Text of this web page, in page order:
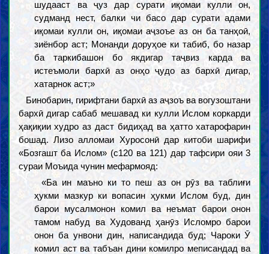
шудааст ва ҷуз дар сурати иқомаи кулли он,
судманд нест, балки чи басо дар сурати адами
иқомаи кулли он, иқомаи аҷзоъе аз он ба танҳоӣ,
зиёнбор аст; Монанди доруҳое ки табиб, бо назар
ба таркибашон бо якдигар таҷвиз карда ва
истеъмоли бархӣ аз онҳо ҷудо аз бархӣ дигар,
хатарнок аст;»
Бинобарин, гирифтани бархӣ аз аҷзоъ ва вогузоштани
бархӣ дигар сабаб мешавад ки кулли Ислом коркарди
ҳақиқии худро аз даст бидиҳад ва ҳатто хатарофарин
бошад. Лизо алломаи Хуросонӣ дар китоби шарифи
«Бозгашт ба Ислом» (c120 ва 121) дар тафсири ояи 3
сураи Моъида чунин мефармояд:
«Ба ин маъно ки то пеш аз он рӯз ва таблиғи
ҳукми мазкур ки вопасин ҳукми Ислом буд, дин
барои мусалмонон комил ва неъмат барои онон
тамом набуд ва Худованд ҳанӯз Исломро барои
онон ба унвони дин, написандида буд; Чароки Ӯ
комил аст ва табъан дини комилро меписандад ва